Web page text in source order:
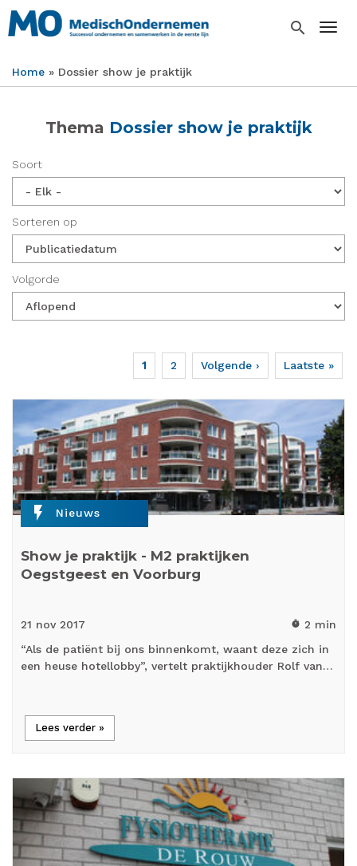
Overslaan
en
inhoud
search
Home Dossier show je praktijk
Thema Dossier show je praktijk
Soort
Sorteren op
Volgorde
Huidige
pagina
1 Page
2
Volgende
pagina
Volgende ›
Laatste
pagina
Laatste »
flash_on Nieuws
Show je praktijk - M2 praktijken
Oegstgeest en Voorburg
21 nov 2017 timer 2 min
“Als de patiënt bij ons binnenkomt, waant deze zich in
een heuse hotellobby”, vertelt praktijkhouder Rolf van…
Lees verder »